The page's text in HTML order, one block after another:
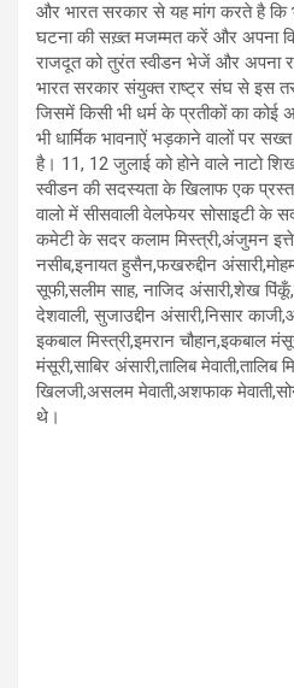
और भारत सरकार से यह मांग करते है कि
घटना की सख़्त मजम्मत करें और अपना
राजदूत को तुरंत स्वीडन भेजें और अपना
भारत सरकार संयुक्त राष्ट्र संघ से इस
जिसमें किसी भी धर्म के प्रतीकों का
भी धार्मिक भावनाऐं भड़काने वालों पर
है। 11, 12 जुलाई को होने वाले नाटो
स्वीडन की सदस्यता के खिलाफ एक
वालो में सीसवाली वेलफेयर सोसाइटी के
कमेटी के सदर कलाम मिस्त्री,अंजुमन
नसीब,इनायत हुसैन,फखरुद्दीन
सूफी,सलीम साह, नाजिद अंसारी,शेख
देशवाली, सुजाउद्दीन अंसारी,निसार
इकबाल मिस्त्री,इमरान चौहान,इकबाल
मंसूरी,साबिर अंसारी,तालिब मेवाती,तालिब
खिलजी,असलम मेवाती,अशफाक
थे।